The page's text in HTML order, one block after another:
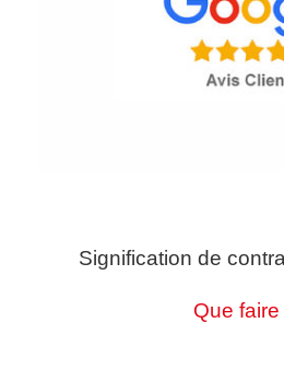
Signification de
Que faire